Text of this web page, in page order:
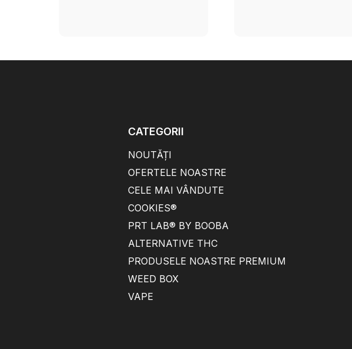
CATEGORII
NOUTĂȚI
OFERTELE NOASTRE
CELE MAI VÂNDUTE
COOKIES®
PRT LAB® BY BOOBA
ALTERNATIVE THC
PRODUSELE NOASTRE PREMIUM
WEED BOX
VAPE